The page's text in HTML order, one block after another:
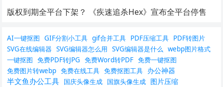
版权到期全平台下架？ 《疾速追杀Hex》宣布全平台停售
AI一键抠图 GIF分割小工具 gif合并工具 PDF压缩工具 PDF转图片
SVG在线编辑器 SVG编辑器怎么用 SVG编辑器是什么 webp图片格式
一键抠图 免费PDF转JPG 免费Word转PDF 免费一键抠图
免费图片转webp 免费在线工具 免费抠图工具 办公神器
半文鱼办公工具 国庆头像生成 国旗头像生成 图片压缩